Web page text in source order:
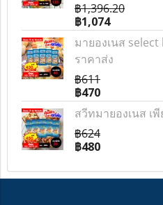
฿1,396.20
฿1,074
มายองเนส
ราคาส่ง
฿611
฿470
สวีทมายองเนส เ
฿624
฿480